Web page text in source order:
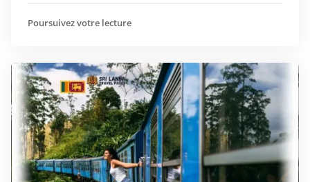
Poursuivez votre lecture